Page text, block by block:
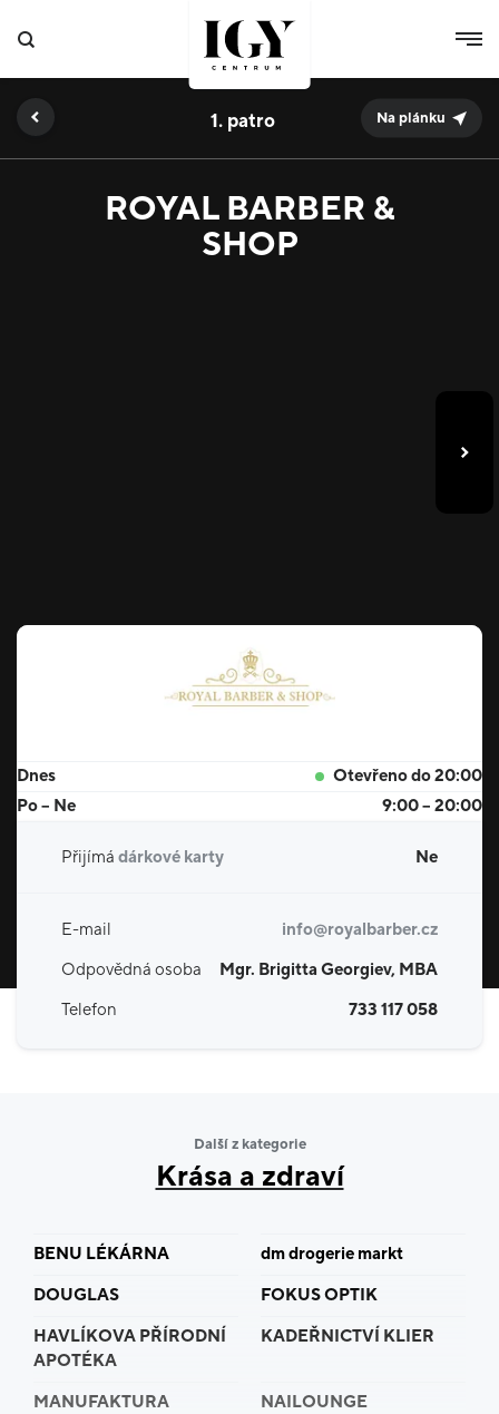
ROYAL BARBER &
SHOP
1. Na plánku
Dnes
Otevřeno do 20:00
Po – Ne
9:00 – 20:00
Přijímá dárkové karty Ne
E-mail
info@royalbarber.cz
Odpovědná osoba
Mgr. Brigitta Georgiev, MBA
Telefon
733 117 058
Další z kategorie
Krása a zdraví
BENU LÉKÁRNA
dm drogerie markt
DOUGLAS
FOKUS OPTIK
HAVLÍKOVA PŘÍRODNÍ
APOTÉKA
KADEŘNICTVÍ KLIER
MANUFAKTURA
NAILOUNGE